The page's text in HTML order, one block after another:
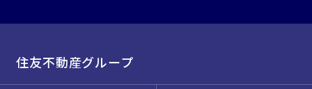
住友不動産グループ